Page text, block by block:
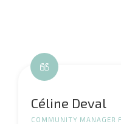
Céline Deval
COMMUNITY MANAGER